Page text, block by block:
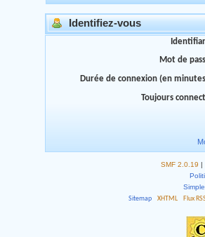
Identifiez-vous
Mot de
Durée de connexion (en
Toujours
SMF 2.0.19 |
Sitemap
XHTML Flux